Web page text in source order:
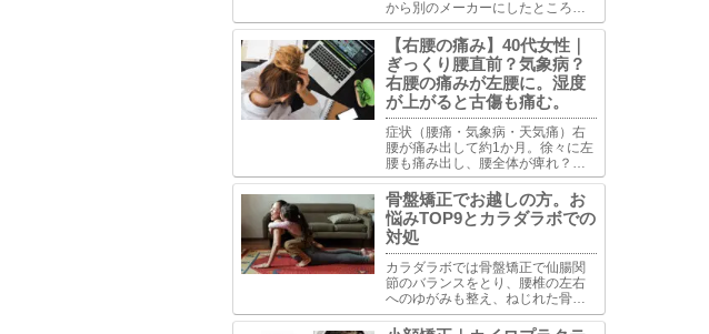
から別のメーカーにしたところ今
までせんべい布団だったものがふ
かふかベッドになったようで夢心
地。とはいかずふわふわしすぎて
足首くねくね固定できずで歩きづ
らい。で古傷うずいて軽い捻...
【右腰の痛み】40代女性｜
ぎっくり腰直前？気象病？
右腰の痛みが左腰に。湿度
が上がると古傷も痛む。
症状（腰痛・気象病・天気痛）右
腰が痛み出して約1か月。徐々に左
腰も痛み出し、腰全体が痺れ？麻
痺？した感覚。椅子から立ち上が
る時、グラグラした感じで以前経
験したぎっくり腰の時と似ていて
慎重に立ち上がっている。今は骨
盤ベルトで固定して生活してい...
骨盤矯正でお越しの方。お
悩みTOP9とカラダラボでの
対処
カラダラボでは骨盤矯正で仙腸関
節のバランスをとり、腰椎の左右
へのゆがみも整え、ねじれた骨盤
を安定させるようアプローチしま
す。骨盤を安定させることで体全